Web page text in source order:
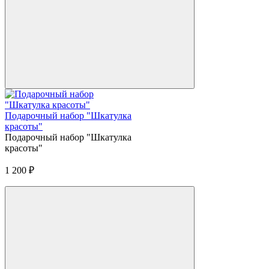
Подарочный набор "Шкатулка
красоты"
Подарочный набор "Шкатулка
красоты"
1 200 ₽